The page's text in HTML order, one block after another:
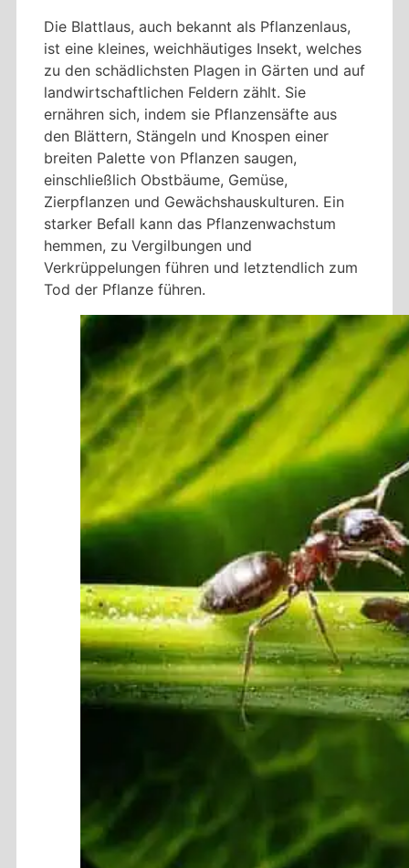
Die Blattlaus, auch bekannt als Pflanzenlaus,
ist eine kleines, weichhäutiges Insekt, welches
zu den schädlichsten Plagen in Gärten und auf
landwirtschaftlichen Feldern zählt. Sie
ernähren sich, indem sie Pflanzensäfte aus
den Blättern, Stängeln und Knospen einer
breiten Palette von Pflanzen saugen,
einschließlich Obstbäume, Gemüse,
Zierpflanzen und Gewächshauskulturen. Ein
starker Befall kann das Pflanzenwachstum
hemmen, zu Vergilbungen und
Verkrüppelungen führen und letztendlich zum
Tod der Pflanze führen.